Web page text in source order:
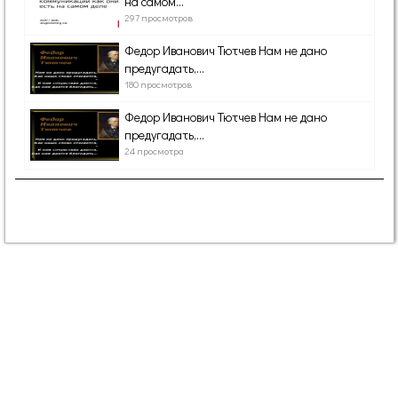
297 просмотров
Федор Иванович Тютчев Нам не дано
предугадать,...
180 просмотров
Федор Иванович Тютчев Нам не дано
предугадать,...
24 просмотра